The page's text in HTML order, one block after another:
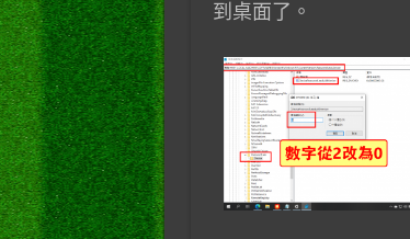
到桌面了。